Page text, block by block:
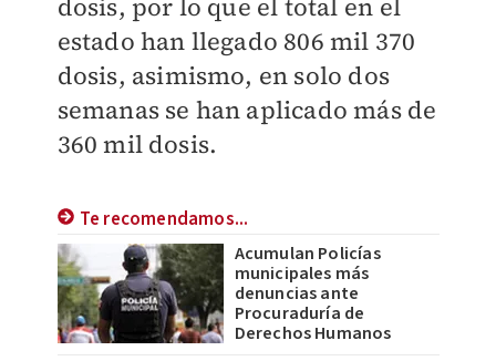
dosis, por lo que el total en el
estado han llegado 806 mil 370
dosis, asimismo, en solo dos
semanas se han aplicado más de
360 mil dosis.
Te recomendamos...
Acumulan Policías
municipales más
denuncias ante
Procuraduría de
Derechos Humanos